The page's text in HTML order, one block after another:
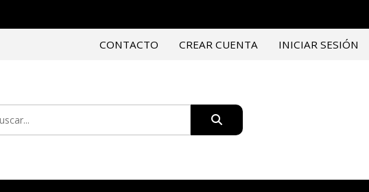
CONTACTO CREAR CUENTA INICIAR SESIÓN